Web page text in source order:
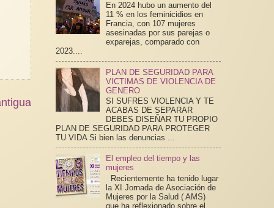
En 2024 hubo un aumento del
11 % en los feminicidios en
Francia, con 107 mujeres
asesinadas por sus parejas o
exparejas, comparado con
2023....
PLAN DE SEGURIDAD PARA
VICTIMAS DE VIOLENCIA DE
GENERO
SI SUFRES VIOLENCIA Y TE
ACABAS DE SEPARAR
DEBES DISEÑAR TU PROPIO
PLAN DE SEGURIDAD PARA PROTEGER
TU VIDA Si bien las denuncias ...
El empleo del tiempo y las
mujeres
Recientemente ha tenido lugar
la XI Jornada de Asociación de
Mujeres por la Salud ( AMS)
que ha reflexionado sobre el